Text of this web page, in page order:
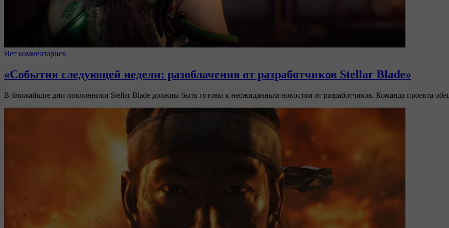
Нет комментариев
«События следующей недели: разоблачения от разработчиков Stellar Blade»
В ближайшие дни поклонники Stellar Blade должны быть готовы к неожиданным новостям от разработчиков. Команда проекта